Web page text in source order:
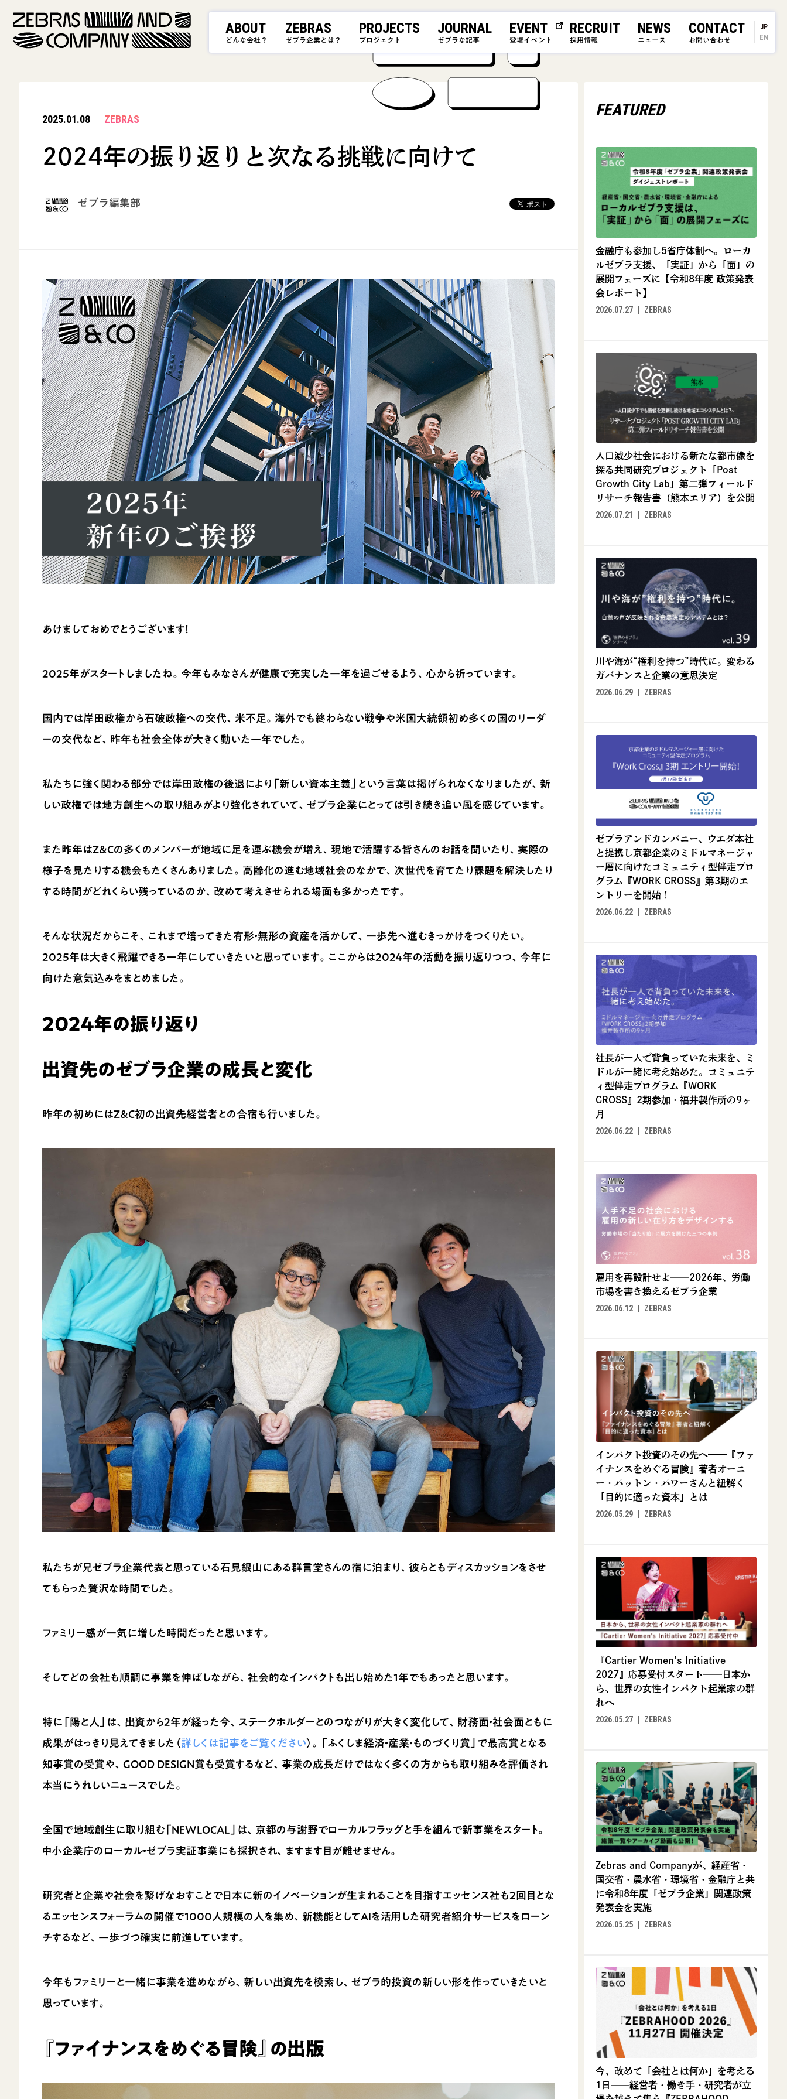
ABOUT
どんな会社？
ZEBRAS
ゼブラ企業とは？
PROJECTS
プロジェクト
JOURNAL
ゼブラな記事
EVENT
登壇イベント
RECRUIT
採用情報
NEWS
ニュース
CONTACT
お問い合わせ EN
JP
2025.01.08 ZEBRAS
2024年の振り返りと次なる挑戦に向けて
ゼブラ編集部
あけましておめでとうございます！
2025年がスタートしましたね。今年もみなさんが健康で充実した一年を過ごせるよう、心から祈っています。
国内では岸田政権から石破政権への交代、米不足。海外でも終わらない戦争や米国大統領初め多くの国のリーダ
ーの交代など、昨年も社会全体が大きく動いた一年でした。
私たちに強く関わる部分では岸田政権の後退により「新しい資本主義」という言葉は掲げられなくなりましたが、新
しい政権では地方創生への取り組みがより強化されていて、ゼブラ企業にとっては引き続き追い風を感じています。
また昨年はZ＆Cの多くのメンバーが地域に足を運ぶ機会が増え、現地で活躍する皆さんのお話を聞いたり、実際の
様子を見たりする機会もたくさんありました。高齢化の進む地域社会のなかで、次世代を育てたり課題を解決したり
する時間がどれくらい残っているのか、改めて考えさせられる場面も多かったです。
そんな状況だからこそ、これまで培ってきた有形・無形の資産を活かして、一歩先へ進むきっかけをつくりたい。
2025年は大きく飛躍できる一年にしていきたいと思っています。ここからは2024年の活動を振り返りつつ、今年に
向けた意気込みをまとめました。
2024年の振り返り
出資先のゼブラ企業の成長と変化
昨年の初めにはZ＆C初の出資先経営者との合宿も行いました。
私たちが兄ゼブラ企業代表と思っている石見銀山にある群言堂さんの宿に泊まり、彼らともディスカッションをさせ
てもらった贅沢な時間でした。
ファミリー感が一気に増した時間だったと思います。
そしてどの会社も順調に事業を伸ばしながら、社会的なインパクトも出し始めた1年でもあったと思います。
特に「陽と人」は、出資から2年が経った今、ステークホルダーとのつながりが大きく変化して、財務面・社会面ともに
成果がはっきり見えてきました（詳しくは記事をご覧ください）。「ふくしま経済・産業・ものづくり賞」で最高賞となる
知事賞の受賞や、GOOD DESIGN賞も受賞するなど、事業の成長だけではなく多くの方からも取り組みを評価され
本当にうれしいニュースでした。
全国で地域創生に取り組む「NEWLOCAL」は、京都の与謝野でローカルフラッグと手を組んで新事業をスタート。
中小企業庁のローカル・ゼブラ実証事業にも採択され、ますます目が離せません。
研究者と企業や社会を繋げなおすことで日本に新のイノベーションが生まれることを目指すエッセンス社も2回目とな
るエッセンスフォーラムの開催で1000人規模の人を集め、新機能としてAIを活用した研究者紹介サービスをローン
チするなど、一歩づつ確実に前進しています。
今年もファミリーと一緒に事業を進めながら、新しい出資先を模索し、ゼブラ的投資の新しい形を作っていきたいと
思っています。
『ファイナンスをめぐる冒険』の出版
FEATURED
金融庁も参加し5省庁体制へ。ローカ
ルゼブラ支援、「実証」から「面」の
展開フェーズに【令和8年度 政策発表
会レポート】
2026.07.27
ZEBRAS
人口減少社会における新たな都市像を
探る共同研究プロジェクト「Post
Growth City Lab」第二弾フィールド
リサーチ報告書（熊本エリア）を公開
2026.07.21
ZEBRAS
川や海が“権利を持つ”時代に。変わる
ガバナンスと企業の意思決定
2026.06.29
ZEBRAS
ゼブラアンドカンパニー、ウエダ本社
と提携し京都企業のミドルマネージャ
ー層に向けたコミュニティ型伴走プロ
グラム『WORK CROSS』第3期のエ
ントリーを開始！
2026.06.22
ZEBRAS
社長が一人で背負っていた未来を、ミ
ドルが一緒に考え始めた。コミュニテ
ィ型伴走プログラム『WORK
CROSS』2期参加・福井製作所の9ヶ
月
2026.06.22
ZEBRAS
雇用を再設計せよ──2026年、労働
市場を書き換えるゼブラ企業
2026.06.12
ZEBRAS
インパクト投資のその先へ——『ファ
イナンスをめぐる冒険』著者オーニ
ー・パットン・パワーさんと紐解く
「目的に適った資本」とは
2026.05.29
ZEBRAS
『Cartier Women’s Initiative
2027』応募受付スタート──日本か
ら、世界の女性インパクト起業家の群
れへ
2026.05.27
ZEBRAS
Zebras and Companyが、経産省・
国交省・農水省・環境省・金融庁と共
に令和8年度「ゼブラ企業」関連政策
発表会を実施
2026.05.25
ZEBRAS
今、改めて「会社とは何か」を考える
1日──経営者・働き手・研究者が立